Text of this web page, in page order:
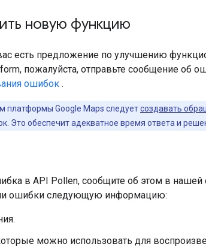
новую функцию
есть предложение по улучшению
пожалуйста, отправьте сообщение об
ошибок .
платформы Google Maps следуетсоздавать
Это обеспечит адекватное время ответа и
в API Pollen, сообщите об этом в нашей
ошибки следующую информацию:
можно использовать для